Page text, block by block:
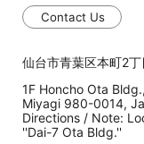
Contact Us
仙台市青葉区本町2
1F Honcho Ota
Miyagi 980-0014,
Directions / Note:
''Dai-7 Ota Bldg.''